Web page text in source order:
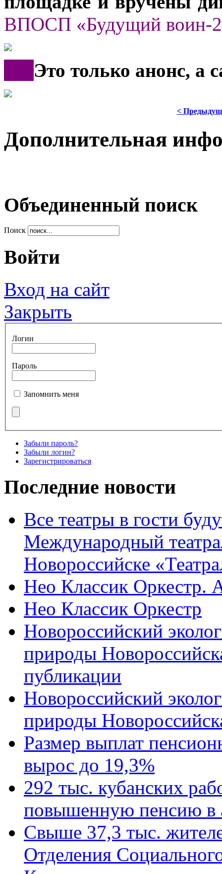
ВПОСП «Будущий воин-
Это только анонс, а
<
Дополнительная
Объединенный поиск
Поиск
Войти
Вход на сайт
Закрыть
Логин
Пароль
Запомнить меня
Забыли пароль?
Забыли логин?
Зарегистрироваться
Последние новости
Все театры в гости
Международный
Новороссийске
Нео Классик Оркестр.
Нео Классик Оркестр
Новороссийский
природы
публикации
Новороссийский
природы
Размер выплат
вырос до 19,3%
292 тыс. кубанских
повышенную пенсию в
Свыше 37,3 тыс.
Отделения